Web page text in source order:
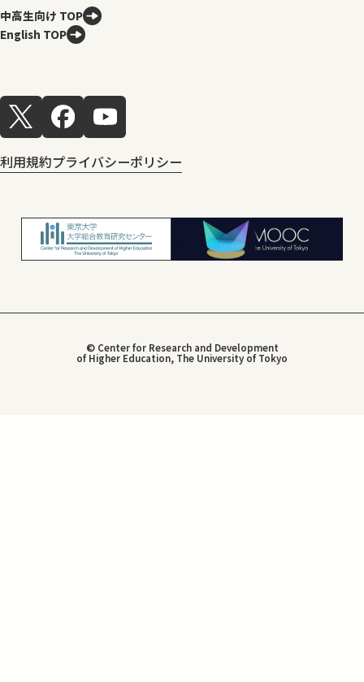
中高生向け TOP
English TOP
利用規約プライバシーポリシー
© Center for Research and Development
of Higher Education, The University of Tokyo